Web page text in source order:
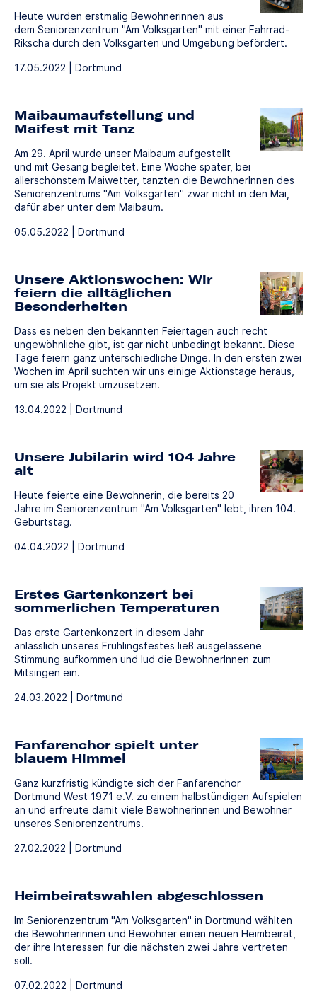
Heute wurden erstmalig Bewohnerinnen aus
dem Seniorenzentrum "Am Volksgarten" mit einer Fahrrad-
Rikscha durch den Volksgarten und Umgebung befördert.
17.05.2022 | Dortmund
Maibaumaufstellung und
Maifest mit Tanz
Am 29. April wurde unser Maibaum aufgestellt
und mit Gesang begleitet. Eine Woche später, bei
allerschönstem Maiwetter, tanzten die BewohnerInnen des
Seniorenzentrums "Am Volksgarten" zwar nicht in den Mai,
dafür aber unter dem Maibaum.
05.05.2022 | Dortmund
Unsere Aktionswochen: Wir
feiern die alltäglichen
Besonderheiten
Dass es neben den bekannten Feiertagen auch recht
ungewöhnliche gibt, ist gar nicht unbedingt bekannt. Diese
Tage feiern ganz unterschiedliche Dinge. In den ersten zwei
Wochen im April suchten wir uns einige Aktionstage heraus,
um sie als Projekt umzusetzen.
13.04.2022 | Dortmund
Unsere Jubilarin wird 104 Jahre
alt
Heute feierte eine Bewohnerin, die bereits 20
Jahre im Seniorenzentrum "Am Volksgarten" lebt, ihren 104.
Geburtstag.
04.04.2022 | Dortmund
Erstes Gartenkonzert bei
sommerlichen Temperaturen
Das erste Gartenkonzert in diesem Jahr
anlässlich unseres Frühlingsfestes ließ ausgelassene
Stimmung aufkommen und lud die BewohnerInnen zum
Mitsingen ein.
24.03.2022 | Dortmund
Fanfarenchor spielt unter
blauem Himmel
Ganz kurzfristig kündigte sich der Fanfarenchor
Dortmund West 1971 e.V. zu einem halbstündigen Aufspielen
an und erfreute damit viele Bewohnerinnen und Bewohner
unseres Seniorenzentrums.
27.02.2022 | Dortmund
Heimbeiratswahlen abgeschlossen
Im Seniorenzentrum "Am Volksgarten" in Dortmund wählten
die Bewohnerinnen und Bewohner einen neuen Heimbeirat,
der ihre Interessen für die nächsten zwei Jahre vertreten
soll.
07.02.2022 | Dortmund